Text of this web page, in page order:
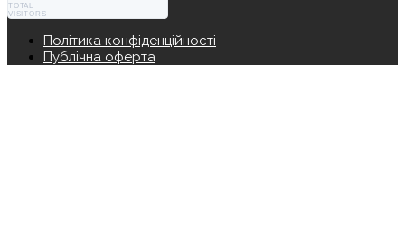
TOTAL
VISITORS
Політика конфіденційності
Публічна оферта